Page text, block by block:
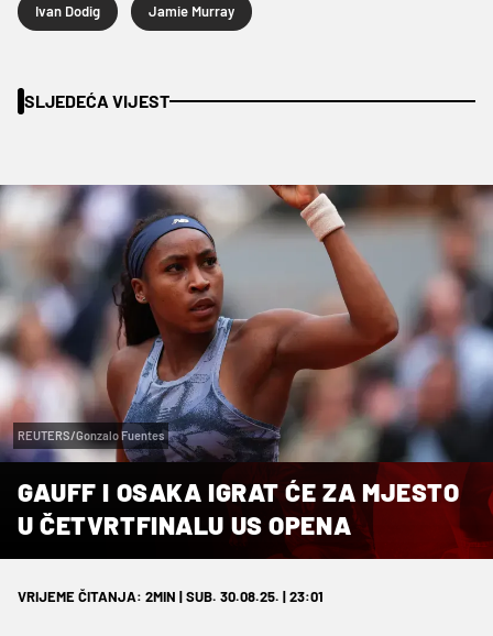
Ivan Dodig Jamie Murray
SLJEDEĆA VIJEST
REUTERS/Gonzalo Fuentes
GAUFF I OSAKA IGRAT ĆE ZA MJESTO
U ČETVRTFINALU US OPENA
VRIJEME ČITANJA: 2MIN | SUB. 30.08.25. | 23:01